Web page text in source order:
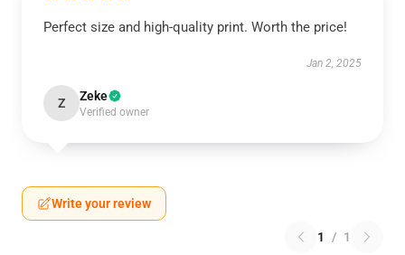
Perfect size and high-quality print. Worth the price!
Jan 2, 2025
Z Zeke
Verified owner
Write your review
1 / 1